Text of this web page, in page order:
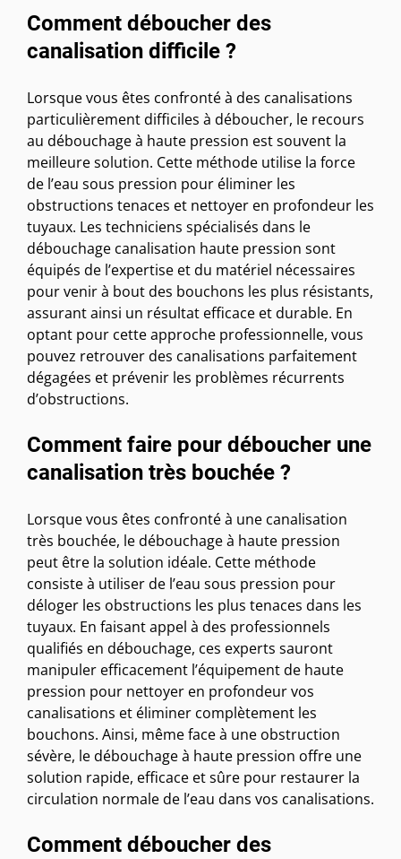
Comment déboucher des
canalisation difficile ?
Lorsque vous êtes confronté à des canalisations
particulièrement difficiles à déboucher, le recours
au débouchage à haute pression est souvent la
meilleure solution. Cette méthode utilise la force
de l’eau sous pression pour éliminer les
obstructions tenaces et nettoyer en profondeur les
tuyaux. Les techniciens spécialisés dans le
débouchage canalisation haute pression sont
équipés de l’expertise et du matériel nécessaires
pour venir à bout des bouchons les plus résistants,
assurant ainsi un résultat efficace et durable. En
optant pour cette approche professionnelle, vous
pouvez retrouver des canalisations parfaitement
dégagées et prévenir les problèmes récurrents
d’obstructions.
Comment faire pour déboucher une
canalisation très bouchée ?
Lorsque vous êtes confronté à une canalisation
très bouchée, le débouchage à haute pression
peut être la solution idéale. Cette méthode
consiste à utiliser de l’eau sous pression pour
déloger les obstructions les plus tenaces dans les
tuyaux. En faisant appel à des professionnels
qualifiés en débouchage, ces experts sauront
manipuler efficacement l’équipement de haute
pression pour nettoyer en profondeur vos
canalisations et éliminer complètement les
bouchons. Ainsi, même face à une obstruction
sévère, le débouchage à haute pression offre une
solution rapide, efficace et sûre pour restaurer la
circulation normale de l’eau dans vos canalisations.
Comment déboucher des